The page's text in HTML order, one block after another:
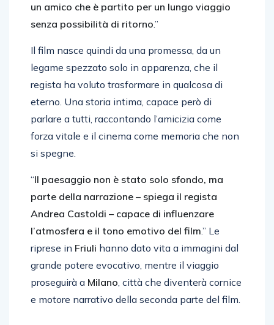
un amico che è partito per un lungo viaggio
senza possibilità di ritorno.”
Il film nasce quindi da una promessa, da un
legame spezzato solo in apparenza, che il
regista ha voluto trasformare in qualcosa di
eterno. Una storia intima, capace però di
parlare a tutti, raccontando l’amicizia come
forza vitale e il cinema come memoria che non
si spegne.
“Il paesaggio non è stato solo sfondo, ma
parte della narrazione – spiega il regista
Andrea Castoldi – capace di influenzare
l’atmosfera e il tono emotivo del film.” Le
riprese in Friuli hanno dato vita a immagini dal
grande potere evocativo, mentre il viaggio
proseguirà a Milano, città che diventerà cornice
e motore narrativo della seconda parte del film.